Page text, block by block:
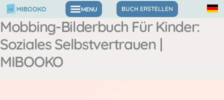
Zum
Inhalt
springen
BUCH ERSTELLEN
Mobbing-Bilderbuch Für Kinder:
Soziales Selbstvertrauen |
MIBOOKO